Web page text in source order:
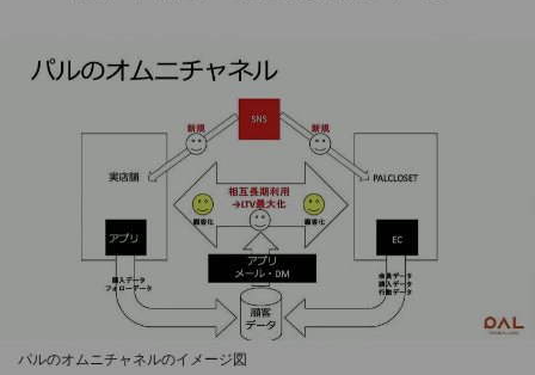
パルのオムニチャネルのイメージ図